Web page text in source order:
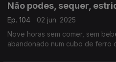
Não podes, sequer,
Ep. 104
02 jun. 2025
Nove horas sem comer, sem
abandonado num cubo de ferro